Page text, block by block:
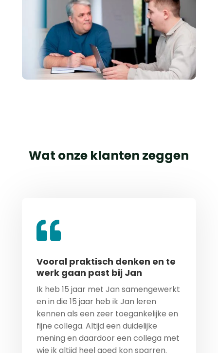
Wat onze klanten zeggen
Vooral praktisch denken en te
werk gaan past bij Jan
Ik heb 15 jaar met Jan samengewerkt
en in die 15 jaar heb ik Jan leren
kennen als een zeer toegankelijke en
fijne collega. Altijd een duidelijke
mening en daardoor een collega met
wie ik altijd heel goed kon sparren.